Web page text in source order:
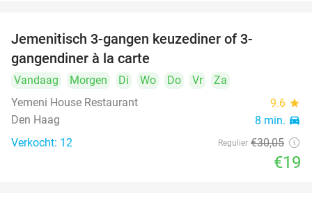
Jemenitisch 3-gangen keuzediner of 3-
gangendiner à la carte
Vandaag Morgen Di Wo Do Vr
Za
Yemeni House Restaurant
9.6 star
Den Haag 8 min. directions_car
Verkocht: 12 Regulier €30,05
€19